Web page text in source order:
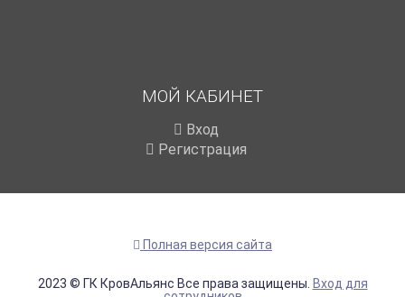
МОЙ КАБИНЕТ
Вход
Регистрация
Полная версия сайта
2023 © ГК КровАльянс Все права защищены. Вход для